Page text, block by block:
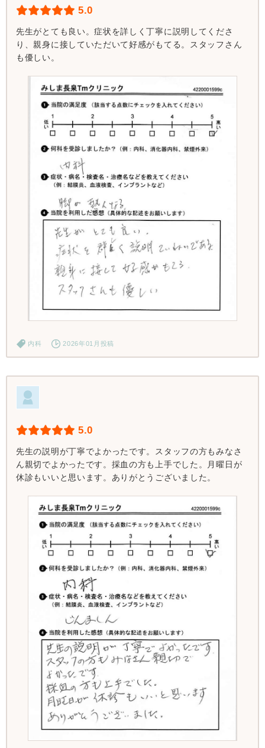
5.0
先生がとても良い。症状を詳しく丁寧に説明してくださ
り、親身に接していただいて好感がもてる。スタッフさん
も優しい。
内科 2026年01月投稿
5.0
先生の説明が丁寧でよかったです。スタッフの方もみなさ
ん親切でよかったです。採血の方も上手でした。月曜日が
休診もいいと思います。ありがとうございました。